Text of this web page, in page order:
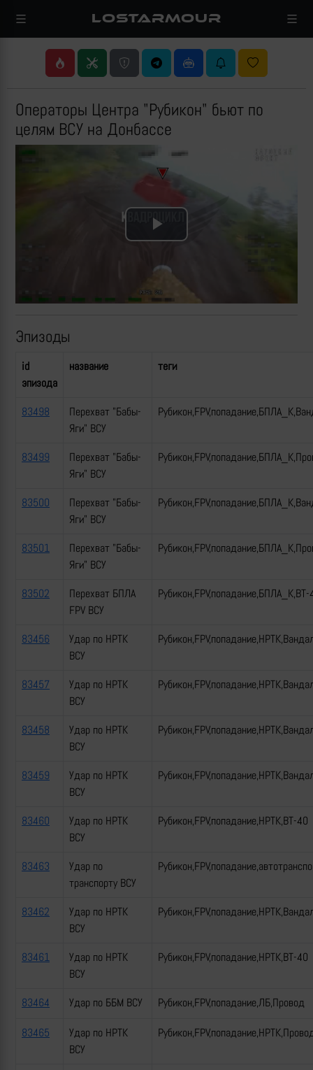
LOSTARMOUR
Операторы Центра "Рубикон" бьют по
целям ВСУ на Донбассе
Play
Video
Эпизоды
id
эпизода
название теги
83498
Перехват "Бабы-
Яги" ВСУ
83499
Перехват "Бабы-
Яги" ВСУ
83500
Перехват "Бабы-
Яги" ВСУ
83501
Перехват "Бабы-
Яги" ВСУ
83502
Перехват БПЛА
FPV ВСУ
83456
Удар по НРТК
ВСУ
83457
Удар по НРТК
ВСУ
83458
Удар по НРТК
ВСУ
83459
Удар по НРТК
ВСУ
83460
Удар по НРТК
ВСУ
Рубикон,FPV,попадание,НРТК,ВТ-40
83463
Удар по
транспорту ВСУ
83462
Удар по НРТК
ВСУ
83461
Удар по НРТК
ВСУ
Рубикон,FPV,попадание,НРТК,ВТ-40
83464 Удар по ББМ ВСУ Рубикон,FPV,попадание,ЛБ,Провод
83465
Удар по НРТК
ВСУ